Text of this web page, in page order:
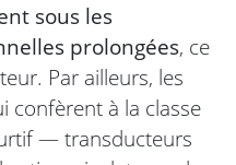
sous les
prolongées, ce
Par ailleurs, les
confèrent à la classe
— transducteurs